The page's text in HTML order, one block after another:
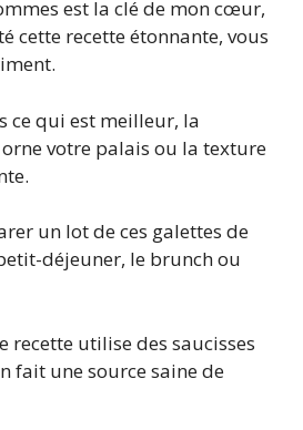
est la clé de mon cœur,
cette recette étonnante, vous
ce qui est meilleur, la
votre palais ou la texture
un lot de ces galettes de
déjeuner, le brunch ou
recette utilise des saucisses
fait une source saine de